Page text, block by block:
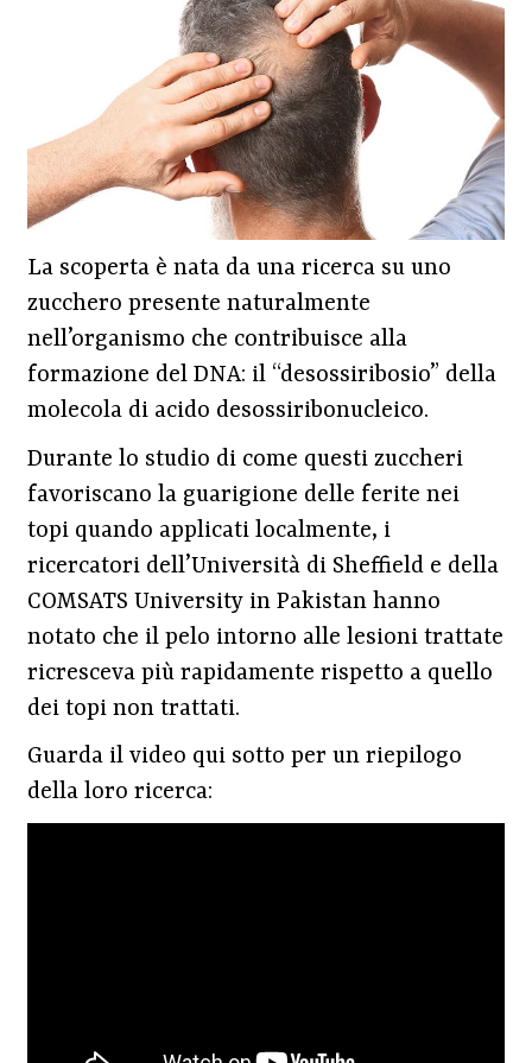
La scoperta è nata da una ricerca su uno
zucchero presente naturalmente
nell’organismo che contribuisce alla
formazione del DNA: il “desossiribosio” della
molecola di acido desossiribonucleico.
Durante lo studio di come questi zuccheri
favoriscano la guarigione delle ferite nei
topi quando applicati localmente, i
ricercatori dell’Università di Sheffield e della
COMSATS University in Pakistan hanno
notato che il pelo intorno alle lesioni trattate
ricresceva più rapidamente rispetto a quello
dei topi non trattati.
Guarda il video qui sotto per un riepilogo
della loro ricerca: